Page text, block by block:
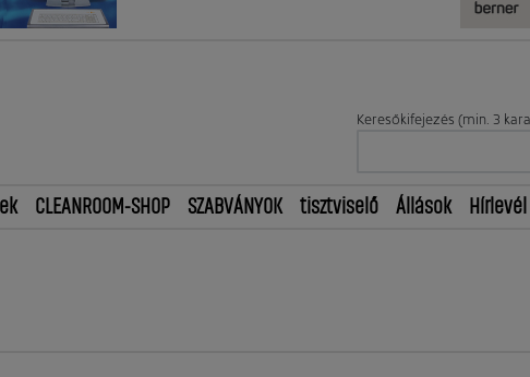
Keresőkifejezés (min. 3
CLEANROOM-SHOP SZABVÁNYOK tisztviselő Állások